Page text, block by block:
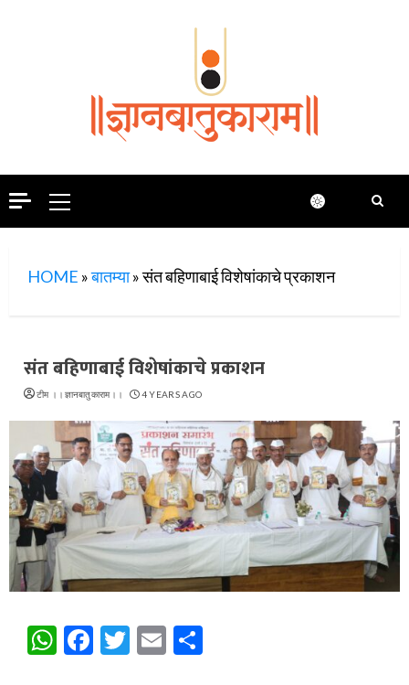
Primary
Menu
HOME »बातम्या»संत बहिणाबाई विशेषांकाचे प्रकाशन
संत बहिणाबाई विशेषांकाचे प्रकाशन
टीम ।।ज्ञानबातुकाराम।। 4 YEARS AGO
WhatsApp
Facebook
Twitter
Email